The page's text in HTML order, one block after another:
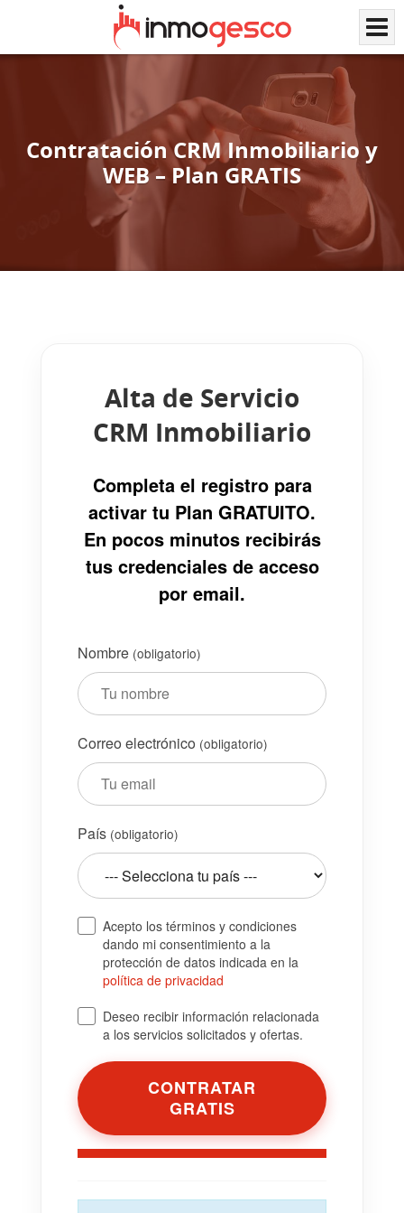
Contratación CRM Inmobiliario y
WEB – Plan GRATIS
Alta de Servicio
CRM Inmobiliario
Completa el registro para
activar tu Plan GRATUITO.
En pocos minutos recibirás
tus credenciales de acceso
por email.
Nombre (obligatorio)
Correo electrónico (obligatorio)
País (obligatorio)
Acepto los términos y condiciones
dando mi consentimiento a la
protección de datos indicada en la
política de privacidad
Deseo recibir información relacionada
a los servicios solicitados y ofertas.